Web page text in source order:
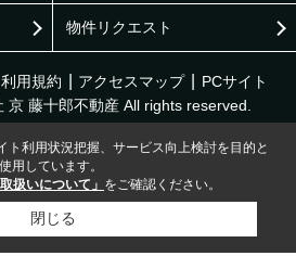
物件リクエスト
利用規約 アクセスマップ
PCサイト
京 藤十郎不動産 All rights reserved.
ト利用状況把握、サービス向上検討を目的と
用しています。
扱いについて」 をご確認ください。
閉じる